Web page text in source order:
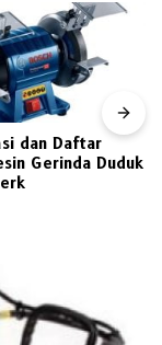
dan Daftar
Gerinda Duduk